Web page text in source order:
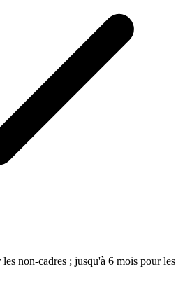
non-cadres ; jusqu'à 6 mois pour les